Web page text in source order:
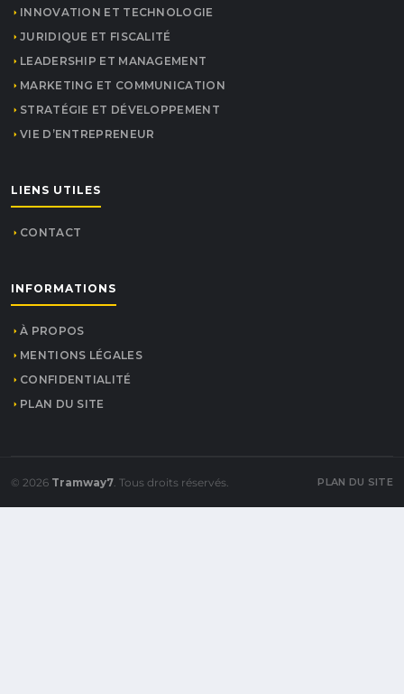
INNOVATION ET TECHNOLOGIE
JURIDIQUE ET FISCALITÉ
LEADERSHIP ET MANAGEMENT
MARKETING ET COMMUNICATION
STRATÉGIE ET DÉVELOPPEMENT
VIE D’ENTREPRENEUR
LIENS UTILES
CONTACT
INFORMATIONS
À PROPOS
MENTIONS LÉGALES
CONFIDENTIALITÉ
PLAN DU SITE
© 2026 Tramway7. Tous droits réservés. PLAN DU SITE